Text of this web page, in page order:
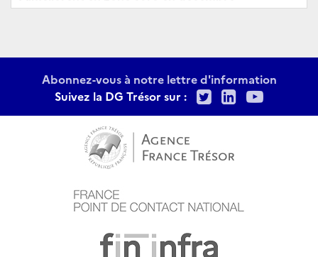
Abonnez-vous à notre lettre d'information
Suivez la DG Trésor sur :
TwitterLinkedIn